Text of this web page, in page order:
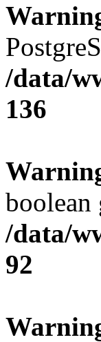
/data/
136
boolean
/data/
92